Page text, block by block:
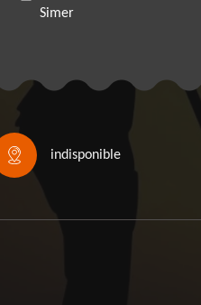
Simer
indisponible